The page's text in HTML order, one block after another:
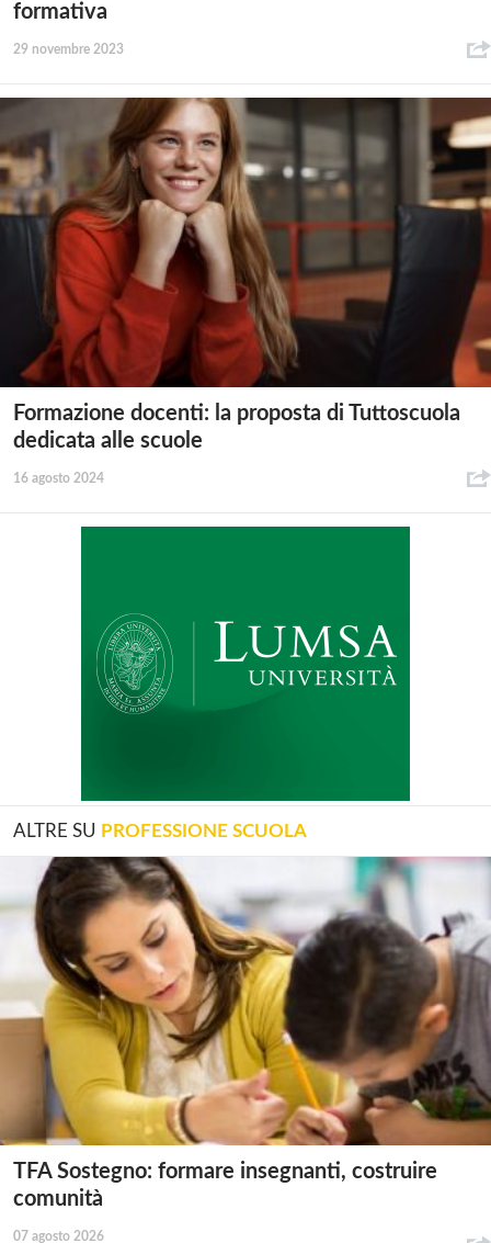
formativa
29 novembre 2023
Formazione docenti: la proposta di Tuttoscuola
dedicata alle scuole
16 agosto 2024
ALTRE SU PROFESSIONE SCUOLA
TFA Sostegno: formare insegnanti, costruire
comunità
07 agosto 2026